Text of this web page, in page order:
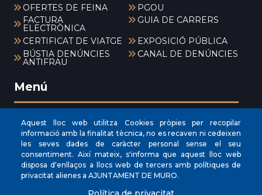
OFERTES DE FEINA
PGOU
FACTURA
ELECTRÒNICA
GUIA DE CARRERS
CERTIFICAT DE VIATGE
EXPOSICIÓ PÚBLICA
BÚSTIA DENÚNCIES
ANTIFRAU
CANAL DE DENÚNCIES
Menú
INICI
AJUNTAMENT
EL NOSTRE MUNICIPI
Aquest lloc web utilitza Cookies pròpies per recopilar
informació amb la finalitat tècnica, no es recaven ni cedeixen
les seves dades de caràcter personal sense el seu
consentiment. Així mateix, s'informa que aquest lloc web
disposa d'enllaços a llocs web de tercers amb polítiques de
privacitat alienes a AJUNTAMENT DE MURO.